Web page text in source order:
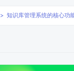
> 知识库管理系统的核心功